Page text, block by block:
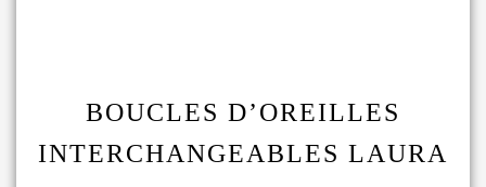
BOUCLES D’OREILLES
INTERCHANGEABLES LAURA